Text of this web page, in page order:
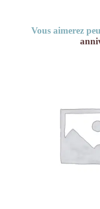
Vous aimerez